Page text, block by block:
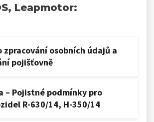
Leapmotor:
zpracování osobních údajů a
pojišťovně
– Pojistné podmínky pro
R-630/14, H-350/14